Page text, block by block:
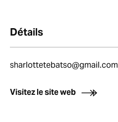
Détails
sharlottetebatso@gmail.com
Visitez le site web